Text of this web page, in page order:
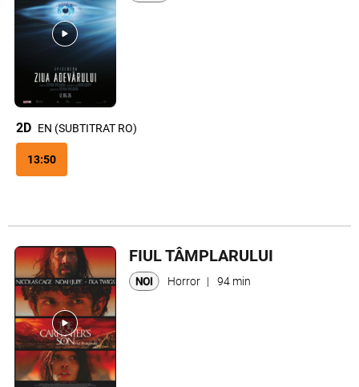
2D EN (SUBTITRAT RO)
13:50
FIUL TÂMPLARULUI
Horror | 94 min